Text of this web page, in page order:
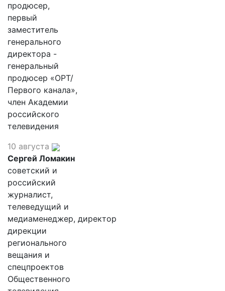
продюсер,
первый
заместитель
генерального
директора -
генеральный
продюсер «ОРТ/
Первого канала»,
член Академии
российского
телевидения
10 августа
Сергей Ломакин
советский и
российский
журналист,
телеведущий и
медиаменеджер, директор
дирекции
регионального
вещания и
спецпроектов
Общественного